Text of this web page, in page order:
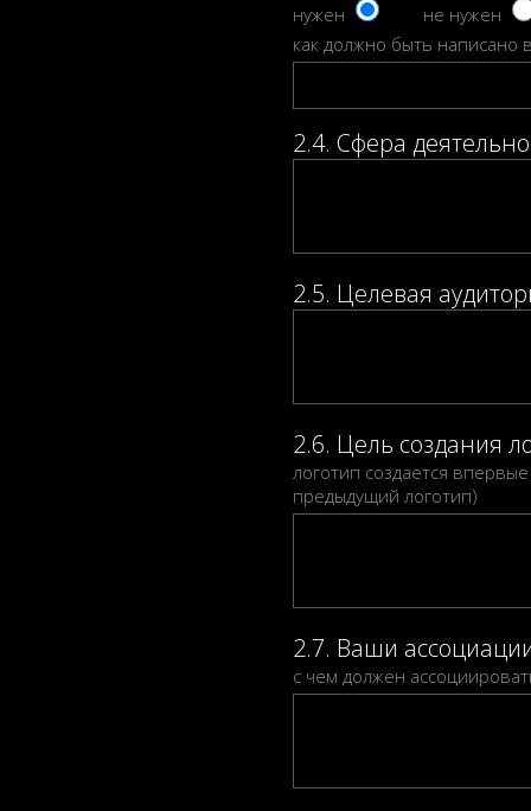
нужен
не нужен
как должно быть написано
2.4. Сфера
2.5. Целевая
2.6. Цель создания
логотип создается
предыдущий логотип)
2.7. Ваши
с чем должен